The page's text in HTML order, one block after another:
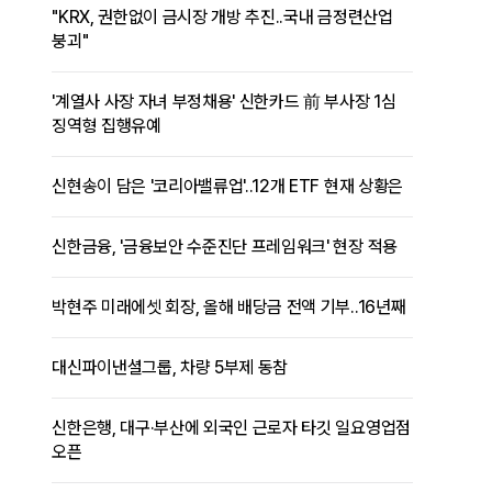
"KRX, 권한없이 금시장 개방 추진..국내 금정련산업
붕괴"
'계열사 사장 자녀 부정채용' 신한카드 前 부사장 1심
징역형 집행유예
신현송이 담은 '코리아밸류업'..12개 ETF 현재 상황은
신한금융, '금융보안 수준진단 프레임워크' 현장 적용
박현주 미래에셋 회장, 올해 배당금 전액 기부..16년째
대신파이낸셜그룹, 차량 5부제 동참
신한은행, 대구·부산에 외국인 근로자 타깃 일요영업점
오픈